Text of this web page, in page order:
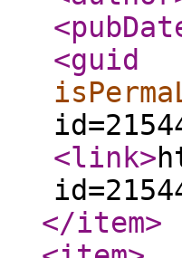
<guid
<link>
</item>